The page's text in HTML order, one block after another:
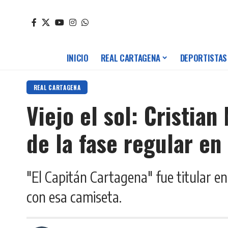
INICIO REAL CARTAGENA
REAL CARTAGENA
Viejo el sol: Cristian
de la fase regular
"El Capitán Cartagena" fue titular
con esa camiseta.